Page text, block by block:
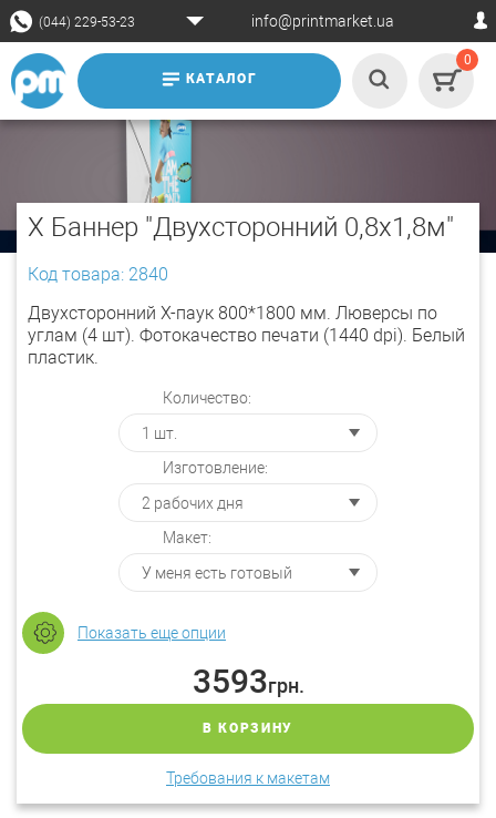
(044) 229-53-23 info@printmarket.ua
КАТАЛОГ
0
X Баннер "Двухсторонний 0,8x1,8м"
Код товара: 2840
Двухсторонний Х-паук 800*1800 мм. Люверсы по
углам (4 шт). Фотокачество печати (1440 dpi). Белый
пластик.
Количество:
Изготовление:
Макет:
Показать еще опции
3593грн.
В КОРЗИНУ
Требования к макетам